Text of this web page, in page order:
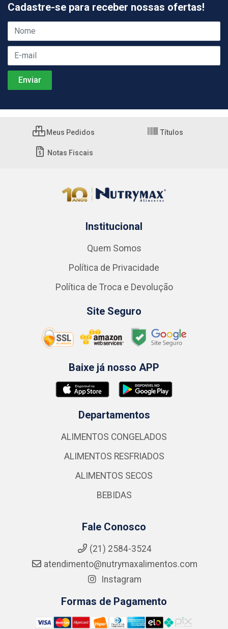
Cadastre-se para receber nossas ofertas!
Meus Pedidos Títulos
Notas Fiscais
Institucional
Quem Somos
Política de Privacidade
Política de Troca e Devolução
Site Seguro
Baixe já nosso APP
Departamentos
ALIMENTOS CONGELADOS
ALIMENTOS RESFRIADOS
ALIMENTOS SECOS
BEBIDAS
Fale Conosco
(21) 2584-3524
atendimento@nutrymaxalimentos.com
Instagram
Formas de Pagamento